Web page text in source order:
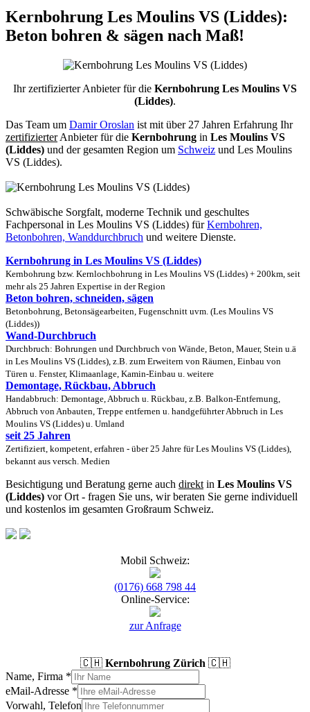
Kernbohrung Les Moulins VS (Liddes):
Beton bohren & sägen nach Maß!
Ihr zertifizierter Anbieter für die Kernbohrung Les Moulins VS
(Liddes).
Das Team um Damir Oroslan ist mit über 27 Jahren Erfahrung Ihr
zertifizierterAnbieter für die Kernbohrung in Les Moulins VS
(Liddes) und der gesamten Region um Schweiz und Les Moulins
VS (Liddes).
Schwäbische Sorgfalt, moderne Technik und geschultes
Fachpersonal in Les Moulins VS (Liddes) fürKernbohren,
Betonbohren, Wanddurchbruch und weitere Dienste.
Kernbohrung in Les Moulins VS (Liddes)
Kernbohrung bzw. Kernlochbohrung in Les Moulins VS (Liddes) + 200km, seit
mehr als 25 Jahren Expertise in der Region
Beton bohren, schneiden, sägen
Betonbohrung, Betonsägearbeiten, Fugenschnitt uvm. (Les Moulins VS
(Liddes))
Wand-Durchbruch
Durchbruch: Bohrungen und Durchbruch von Wände, Beton, Mauer, Stein u.ä
in Les Moulins VS (Liddes), z.B. zum Erweitern von Räumen, Einbau von
Türen u. Fenster, Klimaanlage, Kamin-Einbau u. weitere
Demontage, Rückbau, Abbruch
Handabbruch: Demontage, Abbruch u. Rückbau, z.B. Balkon-Entfernung,
Abbruch von Anbauten, Treppe entfernen u. handgeführter Abbruch in Les
Moulins VS (Liddes) u. Umland
seit 25 Jahren
Zertifiziert, kompetent, erfahren - über 25 Jahre für Les Moulins VS (Liddes),
bekannt aus versch. Medien
Besichtigung und Beratung gerne auch direkt in Les Moulins VS
(Liddes) vor Ort - fragen Sie uns, wir beraten Sie gerne individuell
und kostenlos im gesamten Großraum Schweiz.
Mobil Schweiz:
(0176) 668 798 44
Online-Service:
zur Anfrage
🇨🇭 Kernbohrung Zürich 🇨🇭
Name, Firma *
eMail-Adresse *
Vorwahl, Telefon